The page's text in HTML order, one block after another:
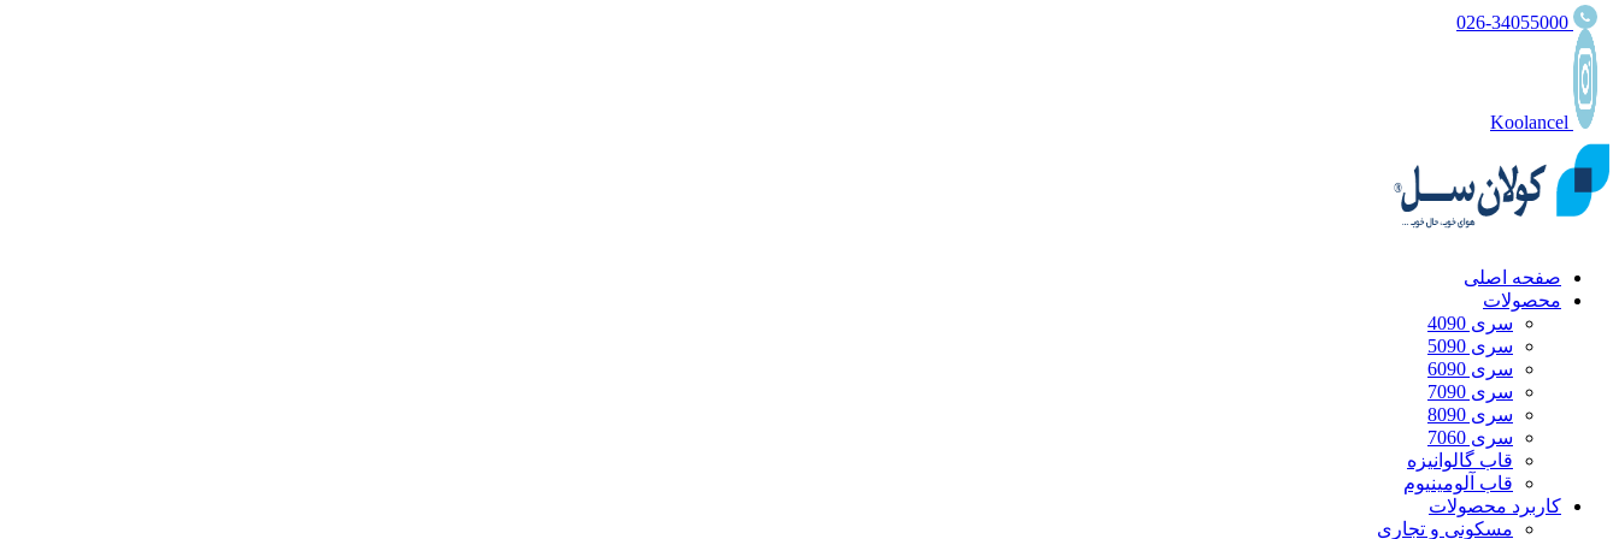
صفحه اصلی
محصولات
سری 4090
سری 5090
سری 6090
سری 7090
سری 8090
سری 7060
قاب گالوانیزه
قاب آلومینیوم
کاربرد محصولات
مسکونی و تجاری